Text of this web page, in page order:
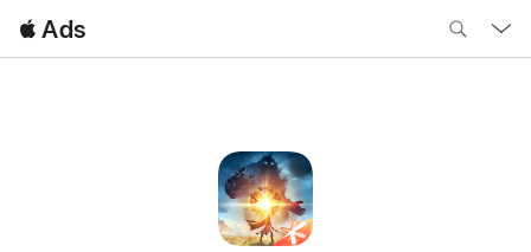
 Ads
Nav
Open
Menu